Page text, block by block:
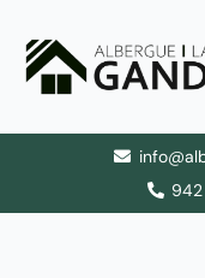
contenido